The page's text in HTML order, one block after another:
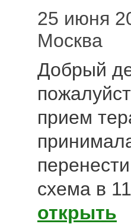
25 июня
Москва
Добрый
прием
схема в
открыть